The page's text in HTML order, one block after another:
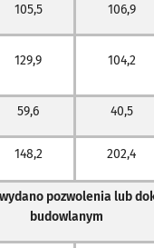
105,5 106,9
129,9 104,2
59,6 40,5
148,2 202,4
pozwolenia lub
budowlanym